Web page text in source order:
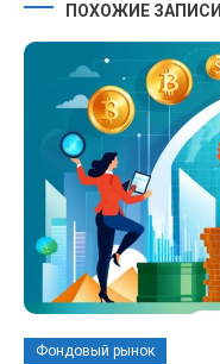
ПОХОЖИЕ ЗАПИСИ
Фондовый рынок